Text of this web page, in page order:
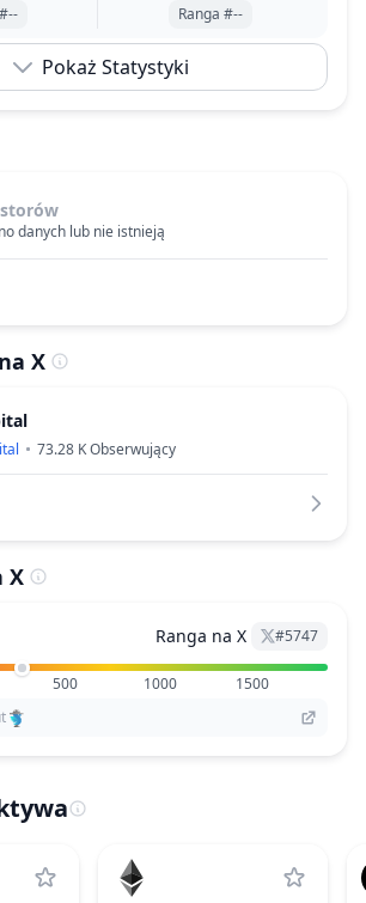
Ranga #--
Pokaż Statystyki
danych lub nie istnieją
X
73.28 KObserwujący
X
Ranga na X #5747
500 1000
1500